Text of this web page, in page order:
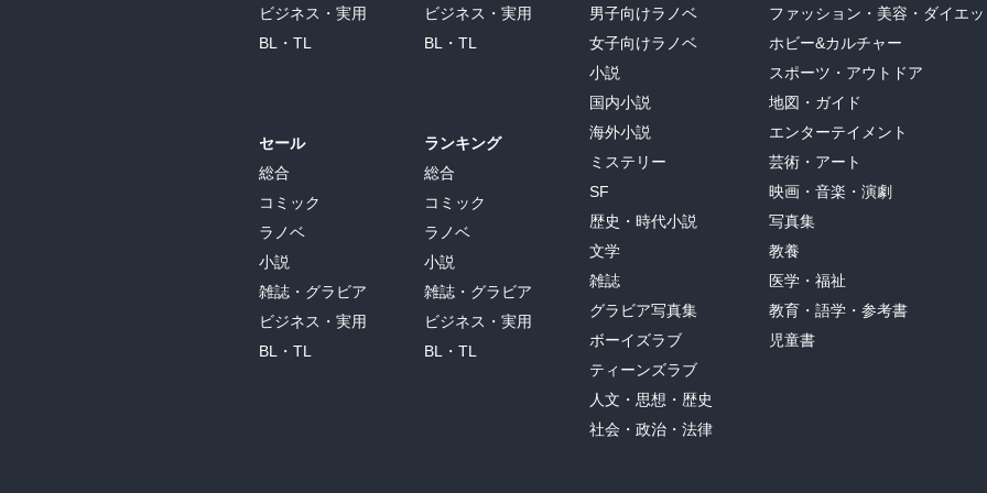
ビジネス・実用
BL・TL
セール
総合
コミック
ラノベ
小説
雑誌・グラビア
ビジネス・実用
BL・TL
ビジネス・実用
BL・TL
ランキング
総合
コミック
ラノベ
小説
雑誌・グラビア
ビジネス・実用
BL・TL
男子向けラノベ
女子向けラノベ
小説
国内小説
海外小説
ミステリー
SF
歴史・時代小説
文学
雑誌
グラビア写真集
ボーイズラブ
ティーンズラブ
人文・思想・歴史
社会・政治・法律
ファッション・美容・ダイエ
ホビー&カルチャー
スポーツ・アウトドア
地図・ガイド
エンターテイメント
芸術・アート
映画・音楽・演劇
写真集
教養
医学・福祉
教育・語学・参考書
児童書